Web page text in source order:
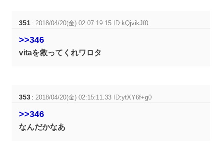
351 :2018/04/20(金) 02:07:19.15 ID:kQjvikJf0
>>346
vitaを救ってくれワロタ
353 :2018/04/20(金) 02:15:11.33 ID:ytXY6f+g0
>>346
なんだかなあ